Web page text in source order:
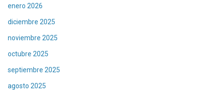
enero 2026
diciembre 2025
noviembre 2025
octubre 2025
septiembre 2025
agosto 2025